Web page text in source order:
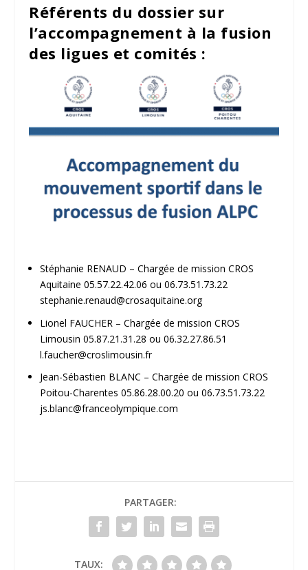
Référents du dossier sur
l’accompagnement à la fusion
des ligues et comités :
Stéphanie RENAUD – Chargée de mission CROS
Aquitaine 05.57.22.42.06 ou 06.73.51.73.22
stephanie.renaud@crosaquitaine.org
Lionel FAUCHER – Chargée de mission CROS
Limousin 05.87.21.31.28 ou 06.32.27.86.51
l.faucher@croslimousin.fr
Jean-Sébastien BLANC – Chargée de mission CROS
Poitou-Charentes 05.86.28.00.20 ou 06.73.51.73.22
js.blanc@franceolympique.com
PARTAGER:
TAUX: